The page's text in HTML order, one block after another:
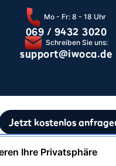
Mo - Fr: 8 - 18 Uhr
069 / 9432 3020
Schreiben Sie uns:
support@iwoca.de
Jetzt kostenlos
Ihre Privatsphäre